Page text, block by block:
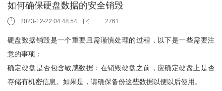
如何确保硬盘数据的安全销毁
2023-12-22 04:48:54 2761
硬盘数据销毁是一个重要且需谨慎处理的过程，以下是一些需要注
意的事项：
确定硬盘是否包含敏感数据：在销毁硬盘之前，应确定硬盘上是否
存储有机密信息。如果是，请确保备份这些数据以便以后使用。